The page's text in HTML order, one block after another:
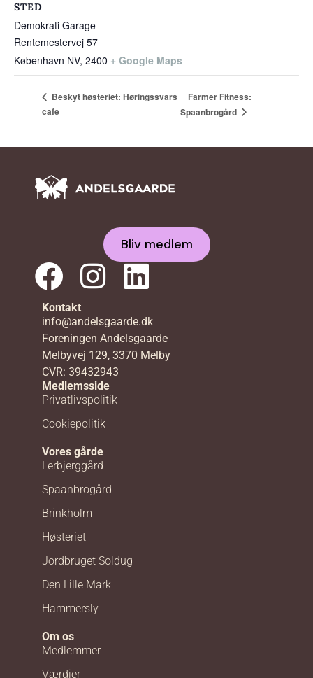
STED
Demokrati Garage
Rentemestervej 57
København NV, 2400 + Google Maps
Beskyt høsteriet: Høringssvars
cafe
Farmer Fitness:
Spaanbrogård
Bliv medlem
Kontakt
info@andelsgaarde.dk
Foreningen Andelsgaarde
Melbyvej 129, 3370 Melby
CVR: 39432943
Medlemsside
Privatlivspolitik
Cookiepolitik
Vores gårde
Lerbjerggård
Spaanbrogård
Brinkholm
Høsteriet
Jordbruget Soldug
Den Lille Mark
Hammersly
Om os
Medlemmer
Værdier